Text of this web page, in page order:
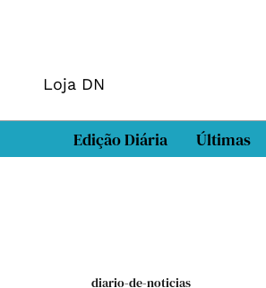
Loja DN
Edição Diária Últimas
diario-de-noticias